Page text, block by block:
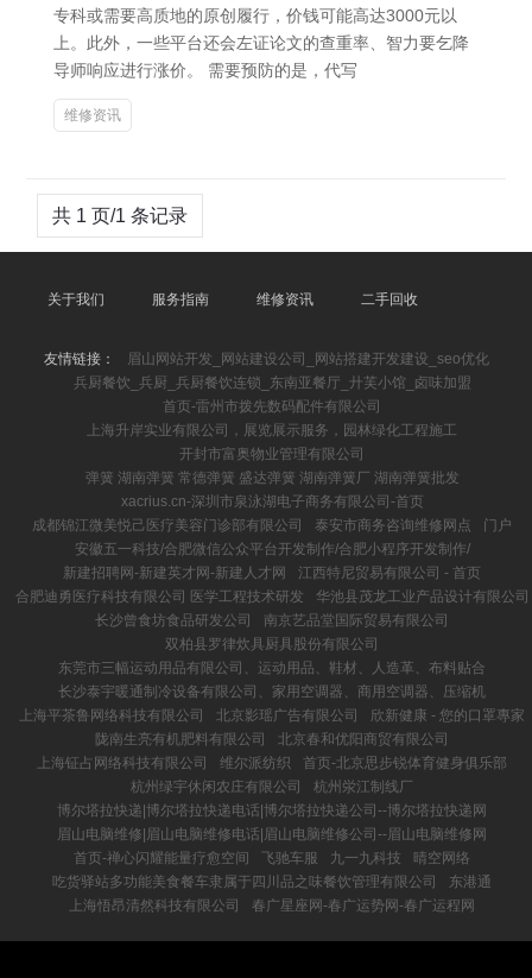
专科或需要高质地的原创履行，价钱可能高达3000元以
上。此外，一些平台还会左证论文的查重率、智力要乞降
导师响应进行涨价。 需要预防的是，代写
维修资讯
共 1 页/1 条记录
关于我们 服务指南 维修资讯 二手回收
友情链接：
眉山网站开发_网站建设公司_网站搭建开发建设_seo优化
兵厨餐饮_兵厨_兵厨餐饮连锁_东南亚餐厅_廾芙小馆_卤味加盟
首页-雷州市拨先数码配件有限公司
上海升岸实业有限公司，展览展示服务，园林绿化工程施工
开封市富奥物业管理有限公司
弹簧 湖南弹簧 常德弹簧 盛达弹簧 湖南弹簧厂 湖南弹簧批发
xacrius.cn-深圳市泉泳湖电子商务有限公司-首页
成都锦江微美悦己医疗美容门诊部有限公司
泰安市商务咨询维修网点
门户
安徽五一科技/合肥微信公众平台开发制作/合肥小程序开发制作/
新建招聘网-新建英才网-新建人才网
江西特尼贸易有限公司 - 首页
合肥迪勇医疗科技有限公司 医学工程技术研发
华池县茂龙工业产品设计有限公司
长沙曾食坊食品研发公司
南京艺品堂国际贸易有限公司
双柏县罗律炊具厨具股份有限公司
东莞市三幅运动用品有限公司、运动用品、鞋材、人造革、布料贴合
长沙泰宇暖通制冷设备有限公司、家用空调器、商用空调器、压缩机
上海平茶鲁网络科技有限公司
北京影瑶广告有限公司
欣新健康 - 您的口罩專家
陇南生亮有机肥料有限公司
北京春和优阳商贸有限公司
上海钲占网络科技有限公司
维尔派纺织
首页-北京思步锐体育健身俱乐部
杭州绿宇休闲农庄有限公司
杭州泶江制线厂
博尔塔拉快递|博尔塔拉快递电话|博尔塔拉快递公司--博尔塔拉快递网
眉山电脑维修|眉山电脑维修电话|眉山电脑维修公司--眉山电脑维修网
首页-禅心闪耀能量疗愈空间
飞驰车服 九一九科技
晴空网络
吃货驿站多功能美食餐车隶属于四川品之味餐饮管理有限公司
东港通
上海悟昂清然科技有限公司
春广星座网-春广运势网-春广运程网